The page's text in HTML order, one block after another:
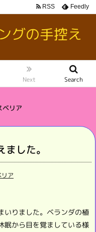
グの手控え
Next Search
RSS Feedly
ベリア
した。
リア
りました。 ベランダの植
眠から目を覚ましている様